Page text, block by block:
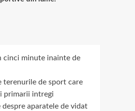
cinci minute inainte de
terenurile de sport care
primarii intregi
aparatele de vidat